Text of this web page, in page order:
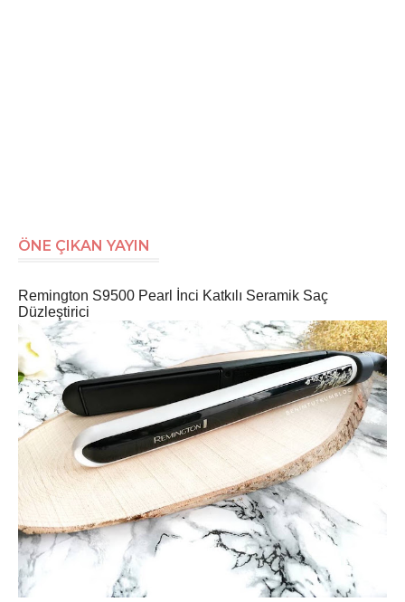
ÖNE ÇIKAN YAYIN
Remington S9500 Pearl İnci Katkılı Seramik Saç
Düzleştirici